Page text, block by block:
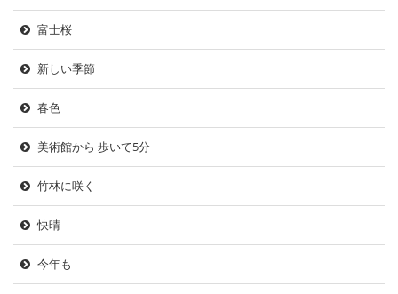
富士桜
新しい季節
春色
美術館から 歩いて5分
竹林に咲く
快晴
今年も